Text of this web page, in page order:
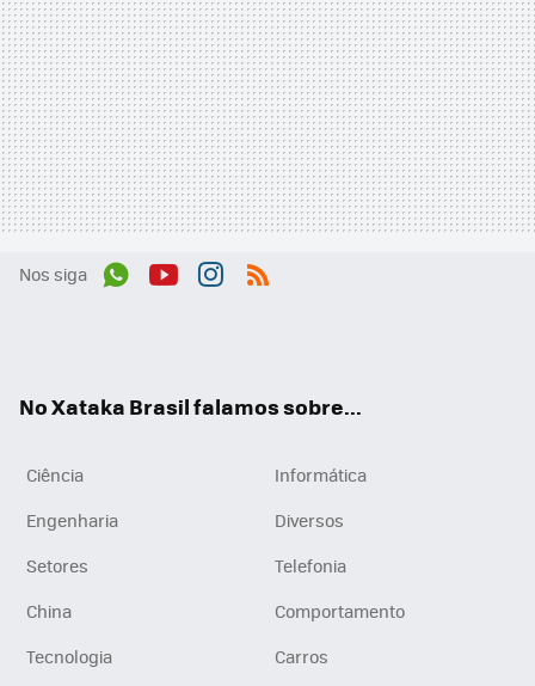
Nos siga
No Xataka Brasil falamos sobre...
Ciência
Informática
Engenharia
Diversos
Setores
Telefonia
China
Comportamento
Tecnologia
Carros